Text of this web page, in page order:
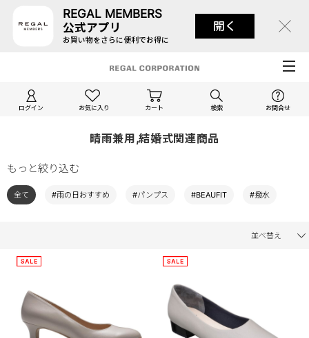
REGAL MEMBERS
公式アプリ
お買い物をさらに便利でお得に
開く
ログイン お気に入り カート 検索 お問合せ
晴雨兼用,結婚式関連商品
もっと絞り込む
全て #雨の日おすすめ #パンプス #BEAUFIT #撥水
並べ替え